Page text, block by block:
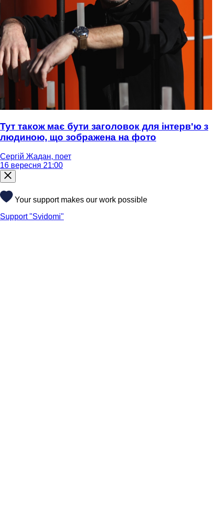
Тут також має бути заголовок для інтерв'ю з
людиною, що зображена на фото
Сергій Жадан, поет
16 вересня 21:00
Your support makes our work possible
Support "Svidomi"